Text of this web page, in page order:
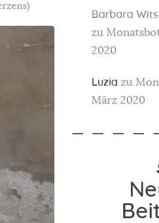
Barbara
zu
2020
Luzia zu
März 2020